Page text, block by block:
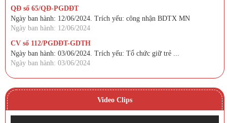
QĐ số 65/QĐ-PGDĐT
Ngày ban hành: 12/06/2024. Trích yếu: công nhận BDTX MN
Ngày ban hành: 12/06/2024
CV số 112/PGDĐT-GDTH
Ngày ban hành: 03/06/2024. Trích yếu: Tổ chức giữ trẻ ...
Ngày ban hành: 03/06/2024
Video Clips